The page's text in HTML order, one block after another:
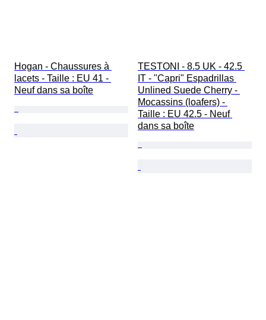
Hogan - Chaussures à
lacets - Taille : EU 41 -
Neuf dans sa boîte
TESTONI - 8.5 UK - 42.5
IT - "Capri" Espadrillas
Unlined Suede Cherry -
Mocassins (loafers) -
Taille : EU 42.5 - Neuf
dans sa boîte